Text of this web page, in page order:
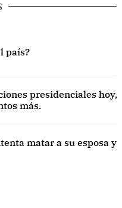
país?
presidenciales hoy,
más.
matar a su esposa y